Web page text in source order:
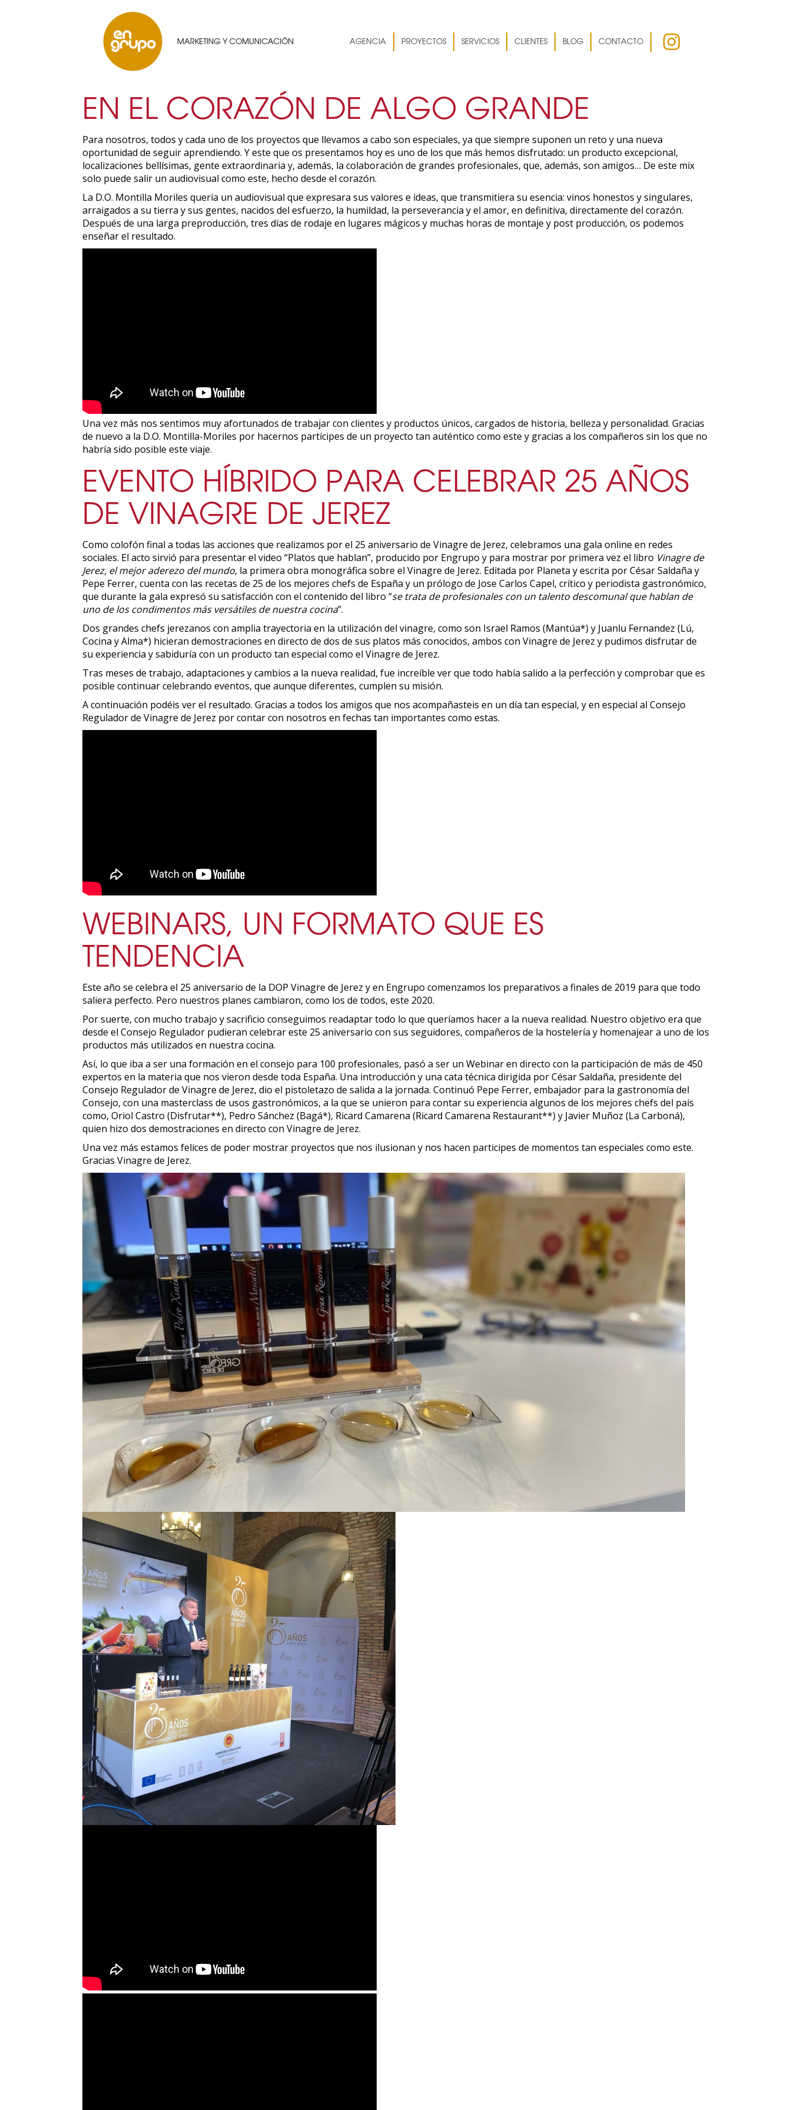
AGENCIA PROYECTOS SERVICIOS CLIENTES BLOG CONTACTO
EN EL CORAZÓN DE ALGO GRANDE
Para nosotros, todos y cada uno de los proyectos que llevamos a cabo son especiales, ya que siempre suponen un reto y una nueva
oportunidad de seguir aprendiendo. Y este que os presentamos hoy es uno de los que más hemos disfrutado: un producto excepcional,
localizaciones bellísimas, gente extraordinaria y, además, la colaboración de grandes profesionales, que, además, son amigos… De este mix
solo puede salir un audiovisual como este, hecho desde el corazón.
La D.O. Montilla Moriles quería un audiovisual que expresara sus valores e ideas, que transmitiera su esencia: vinos honestos y singulares,
arraigados a su tierra y sus gentes, nacidos del esfuerzo, la humildad, la perseverancia y el amor, en definitiva, directamente del corazón.
Después de una larga preproducción, tres días de rodaje en lugares mágicos y muchas horas de montaje y post producción, os podemos
enseñar el resultado.
Una vez más nos sentimos muy afortunados de trabajar con clientes y productos únicos, cargados de historia, belleza y personalidad. Gracias
de nuevo a la D.O. Montilla-Moriles por hacernos partícipes de un proyecto tan auténtico como este y gracias a los compañeros sin los que no
habría sido posible este viaje.
EVENTO HÍBRIDO PARA CELEBRAR 25 AÑOS
DE VINAGRE DE JEREZ
Como colofón final a todas las acciones que realizamos por el 25 aniversario de Vinagre de Jerez, celebramos una gala online en redes
sociales. El acto sirvió para presentar el video “Platos que hablan”, producido por Engrupo y para mostrar por primera vez el libro Vinagre de
Jerez, el mejor aderezo del mundo, la primera obra monográfica sobre el Vinagre de Jerez. Editada por Planeta y escrita por César Saldaña y
Pepe Ferrer, cuenta con las recetas de 25 de los mejores chefs de España y un prólogo de Jose Carlos Capel, crítico y periodista gastronómico,
que durante la gala expresó su satisfacción con el contenido del libro “se trata de profesionales con un talento descomunal que hablan de
uno de los condimentos más versátiles de nuestra cocina”.
Dos grandes chefs jerezanos con amplia trayectoria en la utilización del vinagre, como son Israel Ramos (Mantúa*) y Juanlu Fernandez (Lú,
Cocina y Alma*) hicieran demostraciones en directo de dos de sus platos más conocidos, ambos con Vinagre de Jerez y pudimos disfrutar de
su experiencia y sabiduría con un producto tan especial como el Vinagre de Jerez.
Tras meses de trabajo, adaptaciones y cambios a la nueva realidad, fue increíble ver que todo había salido a la perfección y comprobar que es
posible continuar celebrando eventos, que aunque diferentes, cumplen su misión.
A continuación podéis ver el resultado. Gracias a todos los amigos que nos acompañasteis en un día tan especial, y en especial al Consejo
Regulador de Vinagre de Jerez por contar con nosotros en fechas tan importantes como estas.
WEBINARS, UN FORMATO QUE ES
TENDENCIA
Este año se celebra el 25 aniversario de la DOP Vinagre de Jerez y en Engrupo comenzamos los preparativos a finales de 2019 para que todo
saliera perfecto. Pero nuestros planes cambiaron, como los de todos, este 2020.
Por suerte, con mucho trabajo y sacrificio conseguimos readaptar todo lo que queríamos hacer a la nueva realidad. Nuestro objetivo era que
desde el Consejo Regulador pudieran celebrar este 25 aniversario con sus seguidores, compañeros de la hostelería y homenajear a uno de los
productos más utilizados en nuestra cocina.
Así, lo que iba a ser una formación en el consejo para 100 profesionales, pasó a ser un Webinar en directo con la participación de más de 450
expertos en la materia que nos vieron desde toda España. Una introducción y una cata técnica dirigida por César Saldaña, presidente del
Consejo Regulador de Vinagre de Jerez, dio el pistoletazo de salida a la jornada. Continuó Pepe Ferrer, embajador para la gastronomía del
Consejo, con una masterclass de usos gastronómicos, a la que se unieron para contar su experiencia algunos de los mejores chefs del país
como, Oriol Castro (Disfrutar**), Pedro Sánchez (Bagá*), Ricard Camarena (Ricard Camarena Restaurant**) y Javier Muñoz (La Carboná),
quien hizo dos demostraciones en directo con Vinagre de Jerez.
Una vez más estamos felices de poder mostrar proyectos que nos ilusionan y nos hacen participes de momentos tan especiales como este.
Gracias Vinagre de Jerez.